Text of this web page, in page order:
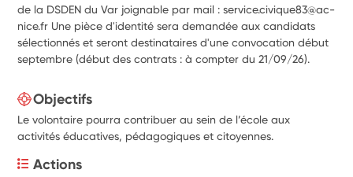
de la DSDEN du Var joignable par mail : service.civique83@ac-
nice.fr Une pièce d'identité sera demandée aux candidats
sélectionnés et seront destinataires d'une convocation début
septembre (début des contrats : à compter du 21/09/26).
Objectifs
Le volontaire pourra contribuer au sein de l’école aux
activités éducatives, pédagogiques et citoyennes.
Actions